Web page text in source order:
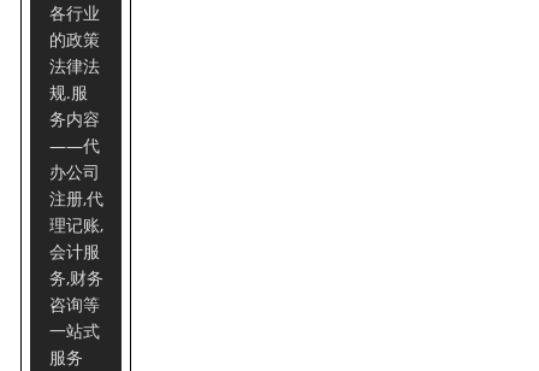
各行业
的政策
法律法
规.服
务内容
——代
办公司
注册,代
理记账,
会计服
务,财务
咨询等
一站式
服务